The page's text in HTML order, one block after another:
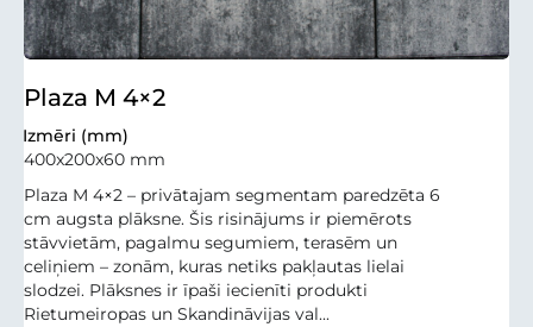
Plaza M 4×2
Izmēri (mm)
400x200x60 mm
Plaza M 4×2 – privātajam segmentam paredzēta 6
cm augsta plāksne. Šis risinājums ir piemērots
stāvvietām, pagalmu segumiem, terasēm un
celiņiem – zonām, kuras netiks pakļautas lielai
slodzei. Plāksnes ir īpaši iecienīti produkti
Rietumeiropas un Skandināvijas val...